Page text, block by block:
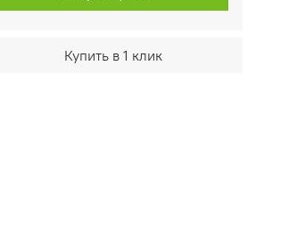
Купить в 1 клик